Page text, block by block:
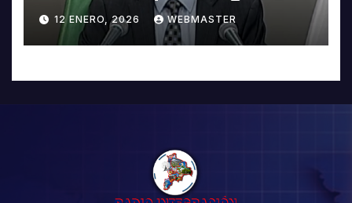
5503
12 ENERO, 2026 WEBMASTER